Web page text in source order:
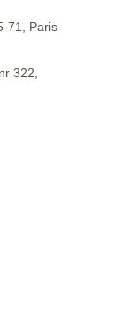
71, Paris
322,